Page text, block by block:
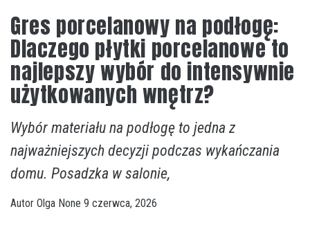
Gres porcelanowy na podłogę:
Dlaczego płytki porcelanowe to
najlepszy wybór do intensywnie
użytkowanych wnętrz?
Wybór materiału na podłogę to jedna z
najważniejszych decyzji podczas wykańczania
domu. Posadzka w salonie,
Autor Olga None 9 czerwca, 2026